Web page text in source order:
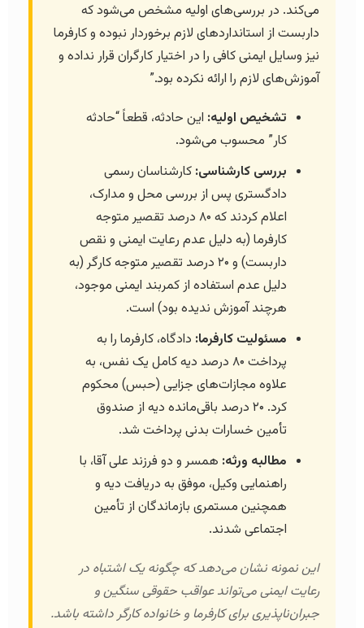
می‌کند. در بررسی‌های اولیه مشخص می‌شود که
داربست از استانداردهای لازم برخوردار نبوده و کارفرما
نیز وسایل ایمنی کافی را در اختیار کارگران قرار نداده و
آموزش‌های لازم را ارائه نکرده بود.”
تشخیص اولیه: این حادثه، قطعاً “حادثه
کار” محسوب می‌شود.
بررسی کارشناسی: کارشناسان رسمی
دادگستری پس از بررسی محل و مدارک،
اعلام کردند که ۸۰ درصد تقصیر متوجه
کارفرما (به دلیل عدم رعایت ایمنی و نقص
داربست) و ۲۰ درصد تقصیر متوجه کارگر (به
دلیل عدم استفاده از کمربند ایمنی موجود،
هرچند آموزش ندیده بود) است.
مسئولیت کارفرما: دادگاه، کارفرما را به
پرداخت ۸۰ درصد دیه کامل یک نفس، به
علاوه مجازات‌های جزایی (حبس) محکوم
کرد. ۲۰ درصد باقی‌مانده دیه از صندوق
تأمین خسارات بدنی پرداخت شد.
مطالبه ورثه: همسر و دو فرزند علی آقا، با
راهنمایی وکیل، موفق به دریافت دیه و
همچنین مستمری بازماندگان از تأمین
اجتماعی شدند.
این نمونه نشان می‌دهد که چگونه یک اشتباه در
رعایت ایمنی می‌تواند عواقب حقوقی سنگین و
جبران‌ناپذیری برای کارفرما و خانواده کارگر داشته باشد.